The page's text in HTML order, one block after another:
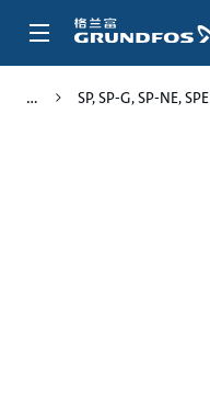
SP, SP-G, SP-NE, SPE